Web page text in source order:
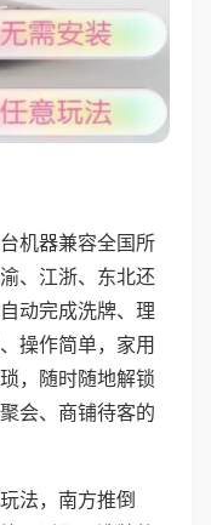
机器兼容全国所
、江浙、东北还
动完成洗牌、理
操作简单，家用
，随时随地解锁
会、商铺待客的
法，南方推倒